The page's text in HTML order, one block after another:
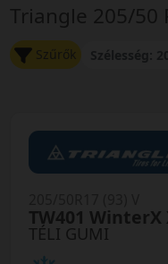
Triangle 205/50
Szűrők
TÉLI GUMI
TW401 WinterX